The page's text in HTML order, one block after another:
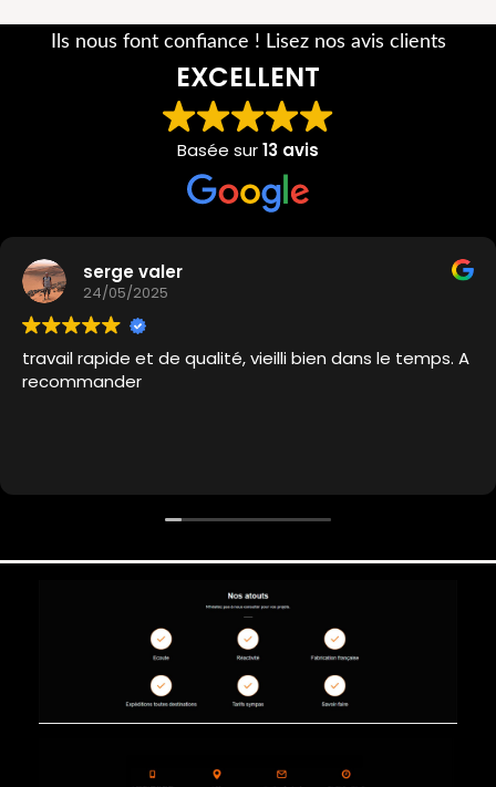
Ils nous font confiance ! Lisez nos avis clients
EXCELLENT
Basée sur13 avis
serge valer
24/05/2025
travail rapide et de qualité, vieilli bien dans le temps. A
recommander